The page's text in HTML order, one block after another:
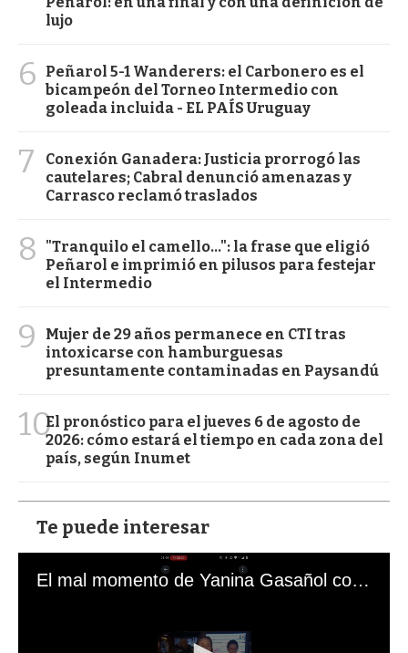
lujo
6
Peñarol 5-1 Wanderers: el Carbonero es el
bicampeón del Torneo Intermedio con
goleada incluida - EL PAÍS Uruguay
7
Conexión Ganadera: Justicia prorrogó las
cautelares; Cabral denunció amenazas y
Carrasco reclamó traslados
8
"Tranquilo el camello...": la frase que eligió
Peñarol e imprimió en pilusos para festejar
el Intermedio
9
Mujer de 29 años permanece en CTI tras
intoxicarse con hamburguesas
presuntamente contaminadas en Paysandú
10El pronóstico para el jueves 6 de agosto de
2026: cómo estará el tiempo en cada zona del
país, según Inumet
Te puede interesar
El mal momento de Yanina Gasañol con un hincha argentino en "Subrayado"